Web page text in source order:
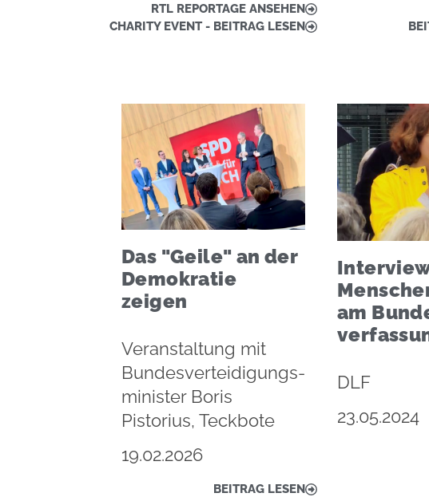
RTL REPORTAGE ANSEHEN
CHARITY EVENT - BEITRAG LESEN
Das "Geile" an der
Demokratie
zeigen
Veranstaltung mit
Bundesverteidigungs-
minister Boris
Pistorius, Teckbote
19.02.2026
BEITRAG LESEN
am
DLF
23.05.2024